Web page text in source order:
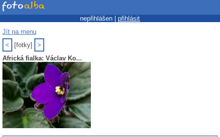
nepřihlášen | přihlásit
Jít na menu
<
[fotky]
>
Africká fialka: Václav Ko...